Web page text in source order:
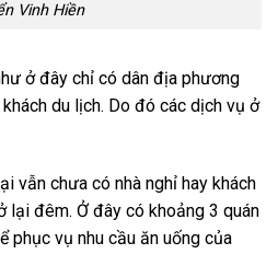
Vinh Hiền
ở đây chỉ có dân địa phương
du lịch. Do đó các dịch vụ ở
vẫn chưa có nhà nghỉ hay khách
lại đêm. Ở đây có khoảng 3 quán
phục vụ nhu cầu ăn uống của